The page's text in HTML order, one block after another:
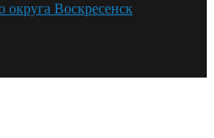
округа Воскресенск